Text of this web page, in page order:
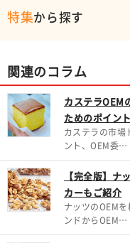
特集から探す
関連のコラム
カステラOEM
ためのポイン
カステラの市場
ント、OEM委…
【完全版】ナ
カーもご紹介
ナッツのOEM
ンドからOEM…